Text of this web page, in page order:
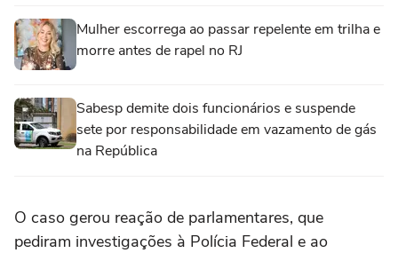
Mulher escorrega ao passar repelente em trilha e
morre antes de rapel no RJ
Sabesp demite dois funcionários e suspende
sete por responsabilidade em vazamento de gás
na República
O caso gerou reação de parlamentares, que
pediram investigações à Polícia Federal e ao